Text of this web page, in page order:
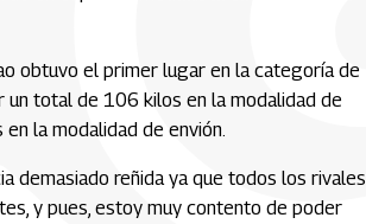
obtuvo el primer lugar en la categoría de
total de 106 kilos en la modalidad de
la modalidad de envión.
demasiado reñida ya que todos los rivales
y pues, estoy muy contento de poder